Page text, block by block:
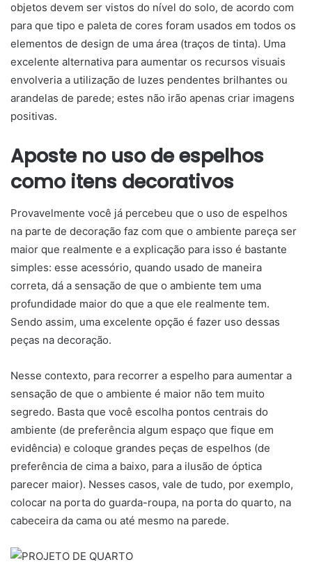
objetos devem ser vistos do nível do solo, de acordo com
para que tipo e paleta de cores foram usados em todos os
elementos de design de uma área (traços de tinta). Uma
excelente alternativa para aumentar os recursos visuais
envolveria a utilização de luzes pendentes brilhantes ou
arandelas de parede; estes não irão apenas criar imagens
positivas.
Aposte no uso de espelhos
como itens decorativos
Provavelmente você já percebeu que o uso de espelhos
na parte de decoração faz com que o ambiente pareça ser
maior que realmente e a explicação para isso é bastante
simples: esse acessório, quando usado de maneira
correta, dá a sensação de que o ambiente tem uma
profundidade maior do que a que ele realmente tem.
Sendo assim, uma excelente opção é fazer uso dessas
peças na decoração.
Nesse contexto, para recorrer a espelho para aumentar a
sensação de que o ambiente é maior não tem muito
segredo. Basta que você escolha pontos centrais do
ambiente (de preferência algum espaço que fique em
evidência) e coloque grandes peças de espelhos (de
preferência de cima a baixo, para a ilusão de óptica
parecer maior). Nesses casos, vale de tudo, por exemplo,
colocar na porta do guarda-roupa, na porta do quarto, na
cabeceira da cama ou até mesmo na parede.